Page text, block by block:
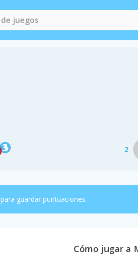
2
para guardar puntuaciones.
Cómo jugar a